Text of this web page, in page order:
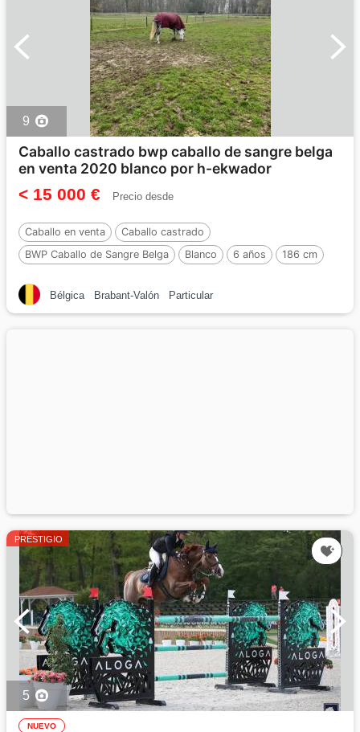
9
Caballo castrado bwp caballo de sangre belga
en venta 2020 blanco por h-ekwador
< 15 000 € Precio desde
Caballo en venta
Caballo castrado
BWP Caballo de Sangre Belga
Blanco 6 años
186 cm
Bélgica
Brabant-Valón Particular
PRESTIGIO
5
NUEVO